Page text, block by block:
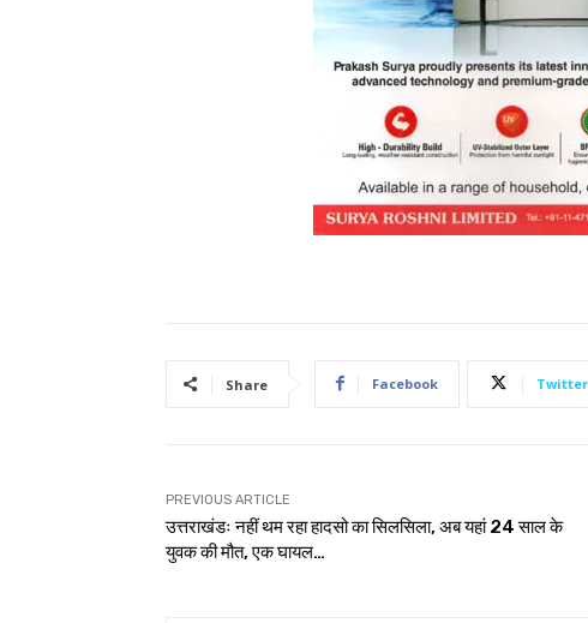
Share Facebook Twitter
PREVIOUS ARTICLE
उत्तराखंडः नहीं थम रहा हादसो का सिलसिला, अब यहां 24 साल के
युवक की मौत, एक घायल…